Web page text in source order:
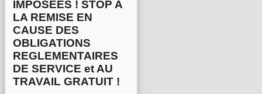
IMPOSEES ! STOP A
LA REMISE EN
CAUSE DES
OBLIGATIONS
REGLEMENTAIRES
DE SERVICE et AU
TRAVAIL GRATUIT !